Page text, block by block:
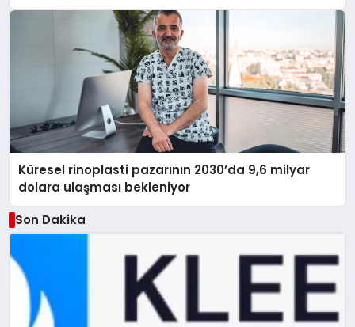
Küresel rinoplasti pazarının 2030’da 9,6 milyar
dolara ulaşması bekleniyor
Son Dakika